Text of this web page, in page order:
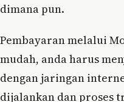
dimana pun.
Pembayaran melalui
mudah, anda harus
dengan jaringan
dijalankan dan proses